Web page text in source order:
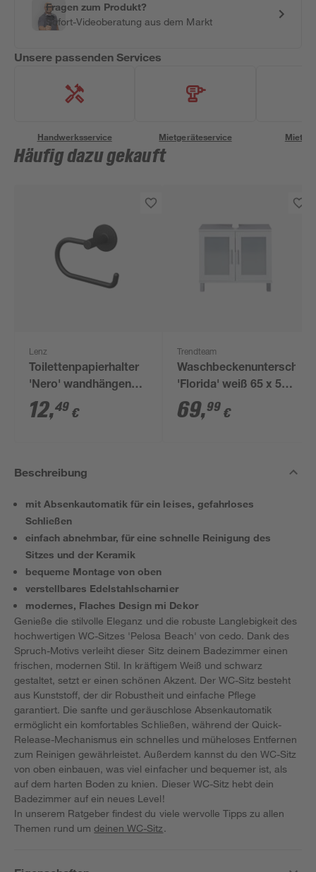
Fragen zum Produkt?
Sofort-Videoberatung aus dem Markt
Unsere passenden Services
Handwerksservice Mietgeräteservice
Häufig dazu gekauft
Lenz
Toilettenpapierhalter
'Nero' wandhängend
schwarz
12,49 €
Trendteam
'Florida' weiß 65 x 56
x 33 cm
69,99 €
Beschreibung
mit Absenkautomatik für ein leises, gefahrloses
Schließen
einfach abnehmbar, für eine schnelle Reinigung des
Sitzes und der Keramik
bequeme Montage von oben
verstellbares Edelstahlscharnier
modernes, Flaches Design mi Dekor
Genieße die stilvolle Eleganz und die robuste Langlebigkeit des
hochwertigen WC-Sitzes 'Pelosa Beach' von cedo. Dank des
Spruch-Motivs verleiht dieser Sitz deinem Badezimmer einen
frischen, modernen Stil. In kräftigem Weiß und schwarz
gestaltet, setzt er einen schönen Akzent. Der WC-Sitz besteht
aus Kunststoff, der dir Robustheit und einfache Pflege
garantiert. Die sanfte und geräuschlose Absenkautomatik
ermöglicht ein komfortables Schließen, während der Quick-
Release-Mechanismus ein schnelles und müheloses Entfernen
zum Reinigen gewährleistet. Außerdem kannst du den WC-Sitz
von oben einbauen, was viel einfacher und bequemer ist, als
auf dem harten Boden zu knien. Dieser WC-Sitz hebt dein
Badezimmer auf ein neues Level!
In unserem Ratgeber findest du viele wervolle Tipps zu allen
Themen rund umdeinen WC-Sitz.